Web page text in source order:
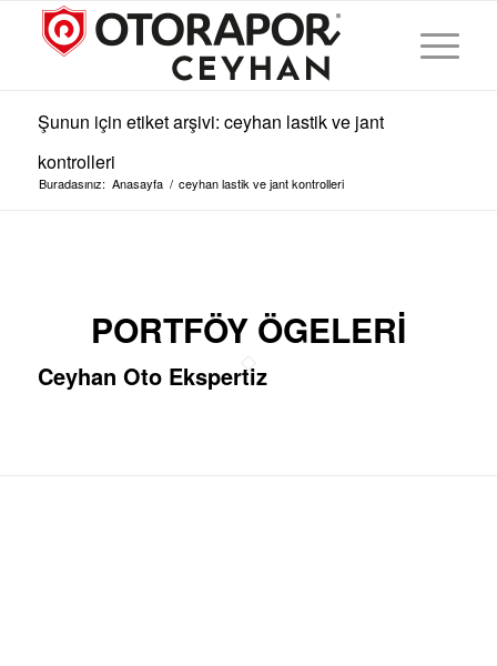
Şunun için etiket arşivi: ceyhan lastik ve jant
kontrolleri
Buradasınız: Anasayfa / ceyhan lastik ve jant kontrolleri
PORTFÖY ÖGELERI
Ceyhan Oto Ekspertiz